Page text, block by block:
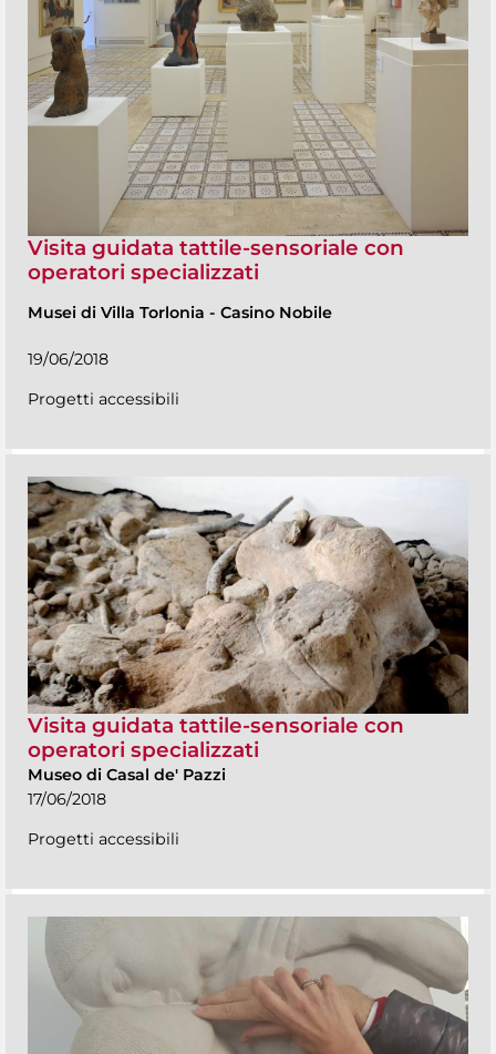
Visita guidata tattile-sensoriale con
operatori specializzati
Musei di Villa Torlonia - Casino Nobile
19/06/2018
Progetti accessibili
Visita guidata tattile-sensoriale con
operatori specializzati
Museo di Casal de' Pazzi
17/06/2018
Progetti accessibili